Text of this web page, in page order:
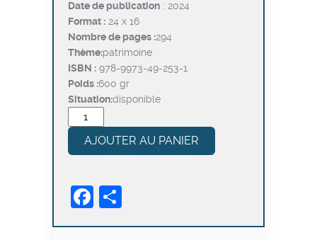
Date de publication : 2024
Format : 24 x 16
Nombre de pages :294
Thème:patrimoine
ISBN : 978-9973-49-253-1
Poids :600 gr
Situation:disponible
quantité
de
L’héritage
Tunisie
du
AJOUTER AU PANIER
Facebook